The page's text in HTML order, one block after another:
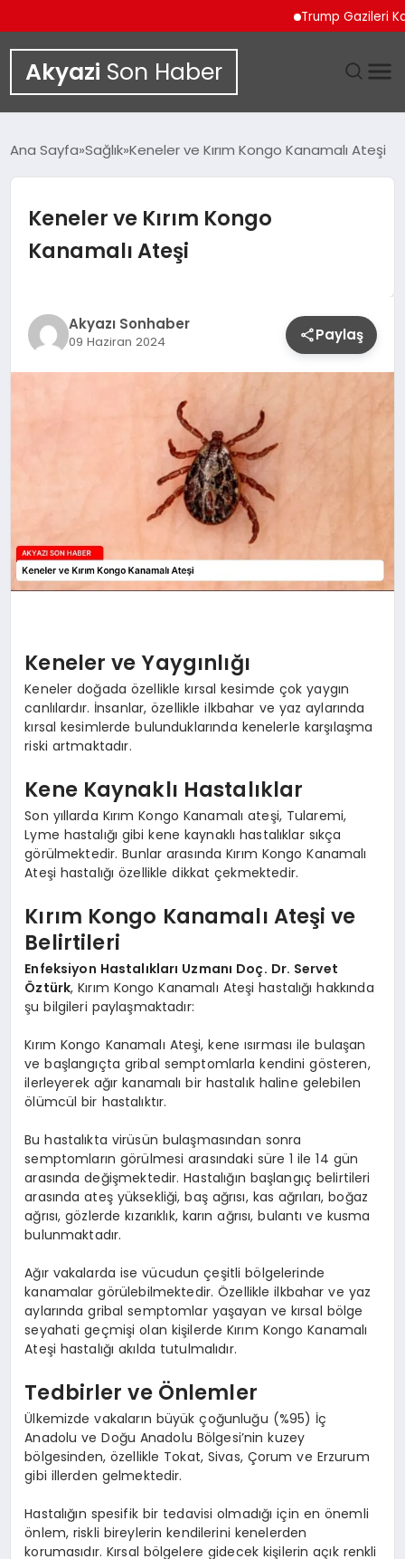
Trump Gazileri
Akyazi Son Haber
SIYASET
DÜNYA
SPOR
TEKNOLOJI
Ana Sayfa Sağlık Keneler ve Kırım Kongo Kanamalı Ateşi
Keneler ve Kırım Kongo
Kanamalı Ateşi
Akyazı Sonhaber
09 Haziran 2024 Paylaş
Keneler ve Yaygınlığı
Keneler doğada özellikle kırsal kesimde çok yaygın
canlılardır. İnsanlar, özellikle ilkbahar ve yaz aylarında
kırsal kesimlerde bulunduklarında kenelerle karşılaşma
riski artmaktadır.
Kene Kaynaklı Hastalıklar
Son yıllarda Kırım Kongo Kanamalı ateşi, Tularemi,
Lyme hastalığı gibi kene kaynaklı hastalıklar sıkça
görülmektedir. Bunlar arasında Kırım Kongo Kanamalı
Ateşi hastalığı özellikle dikkat çekmektedir.
Kırım Kongo Kanamalı Ateşi ve
Belirtileri
Enfeksiyon Hastalıkları Uzmanı Doç. Dr. Servet
Öztürk, Kırım Kongo Kanamalı Ateşi hastalığı hakkında
şu bilgileri paylaşmaktadır:
Kırım Kongo Kanamalı Ateşi, kene ısırması ile bulaşan
ve başlangıçta gribal semptomlarla kendini gösteren,
ilerleyerek ağır kanamalı bir hastalık haline gelebilen
ölümcül bir hastalıktır.
Bu hastalıkta virüsün bulaşmasından sonra
semptomların görülmesi arasındaki süre 1 ile 14 gün
arasında değişmektedir. Hastalığın başlangıç belirtileri
arasında ateş yüksekliği, baş ağrısı, kas ağrıları, boğaz
ağrısı, gözlerde kızarıklık, karın ağrısı, bulantı ve kusma
bulunmaktadır.
Ağır vakalarda ise vücudun çeşitli bölgelerinde
kanamalar görülebilmektedir. Özellikle ilkbahar ve yaz
aylarında gribal semptomlar yaşayan ve kırsal bölge
seyahati geçmişi olan kişilerde Kırım Kongo Kanamalı
Ateşi hastalığı akılda tutulmalıdır.
Tedbirler ve Önlemler
Ülkemizde vakaların büyük çoğunluğu (%95) İç
Anadolu ve Doğu Anadolu Bölgesi’nin kuzey
bölgesinden, özellikle Tokat, Sivas, Çorum ve Erzurum
gibi illerden gelmektedir.
Hastalığın spesifik bir tedavisi olmadığı için en önemli
önlem, riskli bireylerin kendilerini kenelerden
korumasıdır. Kırsal bölgelere gidecek kişilerin açık renkli